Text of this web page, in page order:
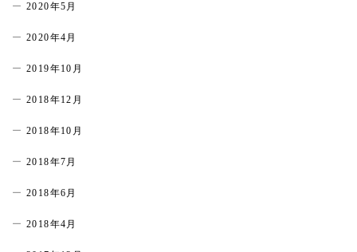
2020年5月
2020年4月
2019年10月
2018年12月
2018年10月
2018年7月
2018年6月
2018年4月